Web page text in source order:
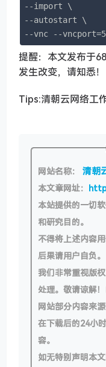
--import \
--autostart \
--vnc --
提醒：本文发布于
发生改变，请知悉！
Tips:清朝云网络工
网站名称： 清朝
本文章网址：
本站提供的一切
和研究目的。
不得将上述内容
后果请用户自负。
我们非常重视版
处理。敬请谅解！
网站部分内容来
在下载后的24小
容。
如无特别声明本